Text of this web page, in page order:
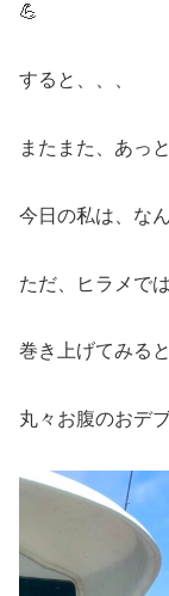
💪
すると、、、
またまた、あっ
今日の私は、な
ただ、ヒラメで
巻き上げてみると
丸々お腹のおデ